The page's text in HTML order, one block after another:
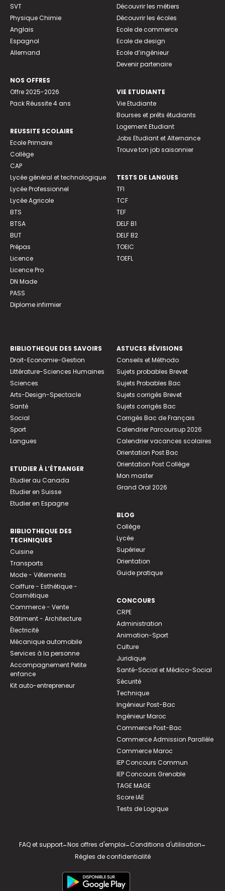
SVT
Physique Chimie
Anglais
Espagnol
Allemand
NOS OFFRES
Offre 2025-2026
Pack Réussite 4 ans
REUSSITE SCOLAIRE
Ecole Primaire
Collège
CAP
Lycée général et technologique
Lycée Professionnel
Lycée Agricole
BTS
BTSA
BUT
Prépas
Licence
Licence Pro
DN Made
PASS
Diplome infirmier
Découvrir les métiers
Découvrir les écoles
Ecole de commerce
Ecole de design
Ecole d’ingénieur
Devenir partenaire
VIE ETUDIANTE
Vie Etudiante
Bourses et prêts étudiants
Logement Etudiant
Jobs Etudiant et Alternance
Trouve ton job saisonnier
TESTS DE LANGUES
TFI
TCF
TEF
DELF B1
DELF B2
TOEIC
TOEFL
BIBLIOTHEQUE DES SAVOIRS
Droit-Economie-Gestion
Littérature-Sciences Humaines
Sciences
Arts-Design-Spectacle
Santé
Social
Sport
Langues
ETUDIER À L’ÉTRANGER
Etudier au Canada
Etudier en Suisse
Etudier en Espagne
BIBLIOTHEQUE DES
TECHNIQUES
Cuisine
Transports
Mode - Vêtements
Coiffure - Esthétique -
Cosmétique
Commerce - Vente
Bâtiment - Architecture
Électricité
Mécanique automobile
Services à la personne
Accompagnement Petite
enfance
Kit auto-entrepreneur
ASTUCES RÉVISIONS
Conseils et Méthodo
Sujets probables Brevet
Sujets Probables Bac
Sujets corrigés Brevet
Sujets corrigés Bac
Corrigés Bac de Français
Calendrier Parcoursup 2026
Calendrier vacances scolaires
Orientation Post Bac
Orientation Post Collège
Mon master
Grand Oral 2026
BLOG
Collège
Lycée
Supérieur
Orientation
Guide pratique
CONCOURS
CRPE
Administration
Animation-Sport
Culture
Juridique
Santé-Social et Médico-Social
Sécurité
Technique
Ingénieur Post-Bac
Ingénieur Maroc
Commerce Post-Bac
Commerce Admission Parallèle
Commerce Maroc
IEP Concours Commun
IEP Concours Grenoble
TAGE MAGE
Score IAE
Tests de Logique
FAQ et support-Nos offres d'emploi-Conditions d'utilisation-
Règles de confidentialité